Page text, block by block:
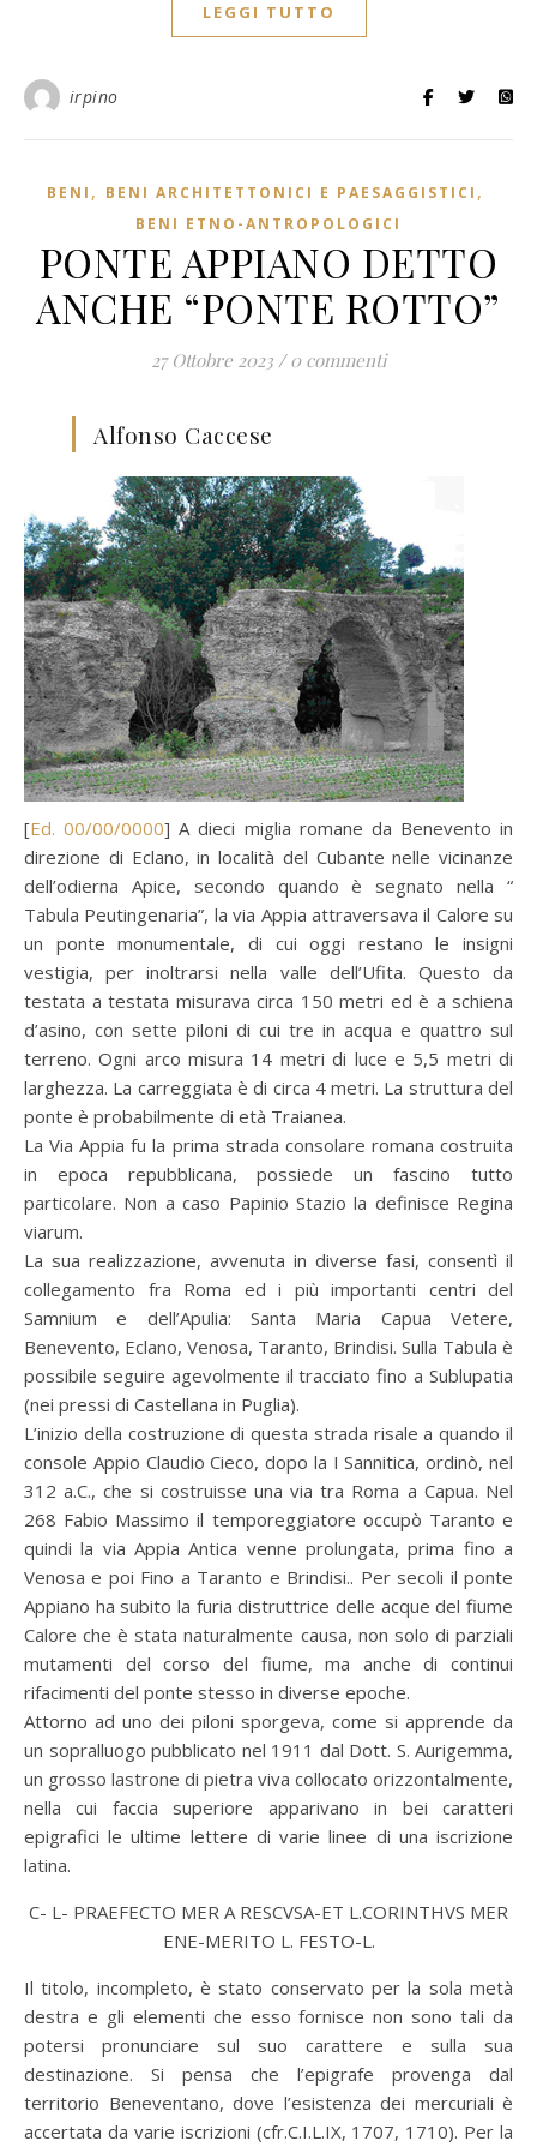
LEGGI TUTTO
irpino
BENI , BENI ARCHITETTONICI E PAESAGGISTICI ,
BENI ETNO-ANTROPOLOGICI
PONTE APPIANO DETTO
ANCHE “PONTE ROTTO”
27 Ottobre 2023 / 0 commenti
Alfonso Caccese
[ Ed. 00/00/0000] A dieci miglia romane da Benevento in
direzione di Eclano, in località del Cubante nelle vicinanze
dell’odierna Apice, secondo quando è segnato nella “
Tabula Peutingenaria”, la via Appia attraversava il Calore su
un ponte monumentale, di cui oggi restano le insigni
vestigia, per inoltrarsi nella valle dell’Ufita. Questo da
testata a testata misurava circa 150 metri ed è a schiena
d’asino, con sette piloni di cui tre in acqua e quattro sul
terreno. Ogni arco misura 14 metri di luce e 5,5 metri di
larghezza. La carreggiata è di circa 4 metri. La struttura del
ponte è probabilmente di età Traianea.
La Via Appia fu la prima strada consolare romana costruita
in epoca repubblicana, possiede un fascino tutto
particolare. Non a caso Papinio Stazio la definisce Regina
viarum.
La sua realizzazione, avvenuta in diverse fasi, consentì il
collegamento fra Roma ed i più importanti centri del
Samnium e dell’Apulia: Santa Maria Capua Vetere,
Benevento, Eclano, Venosa, Taranto, Brindisi. Sulla Tabula è
possibile seguire agevolmente il tracciato fino a Sublupatia
(nei pressi di Castellana in Puglia).
L’inizio della costruzione di questa strada risale a quando il
console Appio Claudio Cieco, dopo la I Sannitica, ordinò, nel
312 a.C., che si costruisse una via tra Roma a Capua. Nel
268 Fabio Massimo il temporeggiatore occupò Taranto e
quindi la via Appia Antica venne prolungata, prima fino a
Venosa e poi Fino a Taranto e Brindisi.. Per secoli il ponte
Appiano ha subito la furia distruttrice delle acque del fiume
Calore che è stata naturalmente causa, non solo di parziali
mutamenti del corso del fiume, ma anche di continui
rifacimenti del ponte stesso in diverse epoche.
Attorno ad uno dei piloni sporgeva, come si apprende da
un sopralluogo pubblicato nel 1911 dal Dott. S. Aurigemma,
un grosso lastrone di pietra viva collocato orizzontalmente,
nella cui faccia superiore apparivano in bei caratteri
epigrafici le ultime lettere di varie linee di una iscrizione
latina.
C- L- PRAEFECTO MER A RESCVSA-ET L.CORINTHVS MER
ENE-MERITO L. FESTO-L.
Il titolo, incompleto, è stato conservato per la sola metà
destra e gli elementi che esso fornisce non sono tali da
potersi pronunciare sul suo carattere e sulla sua
destinazione. Si pensa che l’epigrafe provenga dal
territorio Beneventano, dove l’esistenza dei mercuriali è
accertata da varie iscrizioni (cfr.C.I.L.IX, 1707, 1710). Per la